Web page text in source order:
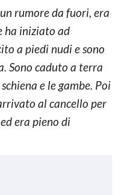
rumore da fuori, era
ha iniziato ad
a piedi nudi e sono
Sono caduto a terra
e le gambe. Poi
al cancello per
era pieno di